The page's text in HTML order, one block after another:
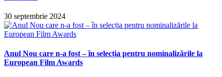
30 septembrie 2024
Anul Nou care n-a fost – în selecția pentru nominalizările la
European Film Awards